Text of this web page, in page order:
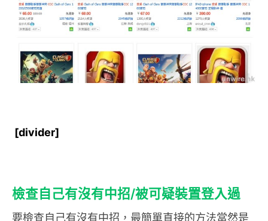
[divider]
檢查自己有沒有中招/被可疑裝置登入過
要檢查自己有沒有中招，最簡單直接的方法當然是